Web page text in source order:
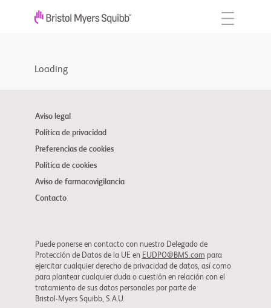
Loading
Aviso legal
Política de privacidad
Preferencias de cookies
Política de cookies
Aviso de farmacovigilancia
Contacto
Puede ponerse en contacto con nuestro Delegado de
Protección de Datos de la UE en EUDPO@BMS.com para
ejercitar cualquier derecho de privacidad de datos, así como
para plantear cualquier duda o cuestión en relación con el
tratamiento de sus datos personales por parte de
Bristol-Myers Squibb, S.A.U.